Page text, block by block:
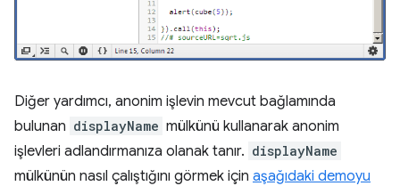
Diğer yardımcı, anonim işlevin mevcut bağlamında
bulunan displayName mülkünü kullanarak anonim
işlevleri adlandırmanıza olanak tanır. displayName
mülkünün nasıl çalıştığını görmek için aşağıdaki demoyu